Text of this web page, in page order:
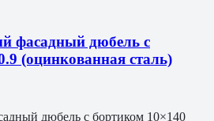
фасадный дюбель с
(оцинкованная сталь)
дюбель с бортиком 10×140